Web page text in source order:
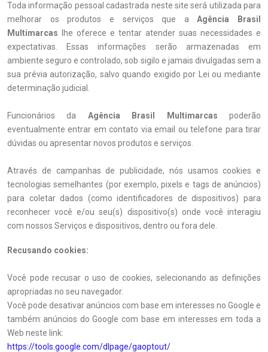
Toda informação pessoal cadastrada neste site será utilizada para
melhorar os produtos e serviços que aAgência Brasil
Multimarcas lhe oferece e tentar atender suas necessidades e
expectativas. Essas informações serão armazenadas em
ambiente seguro e controlado, sob sigilo e jamais divulgadas sem a
sua prévia autorização, salvo quando exigido por Lei ou mediante
determinação judicial.
Funcionários da Agência Brasil Multimarcas poderão
eventualmente entrar em contato via email ou telefone para tirar
dúvidas ou apresentar novos produtos e serviços.
Através de campanhas de publicidade, nós usamos cookies e
tecnologias semelhantes (por exemplo, pixels e tags de anúncios)
para coletar dados (como identificadores de dispositivos) para
reconhecer você e/ou seu(s) dispositivo(s) onde você interagiu
com nossos Serviços e dispositivos, dentro ou fora dele.
Recusando cookies:
Você pode recusar o uso de cookies, selecionando as definições
apropriadas no seu navegador.
Você pode desativar anúncios com base em interesses no Google e
também anúncios do Google com base em interesses em toda a
Web neste link:
https://tools.google.com/dlpage/gaoptout/